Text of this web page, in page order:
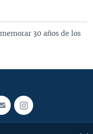
30 años de los